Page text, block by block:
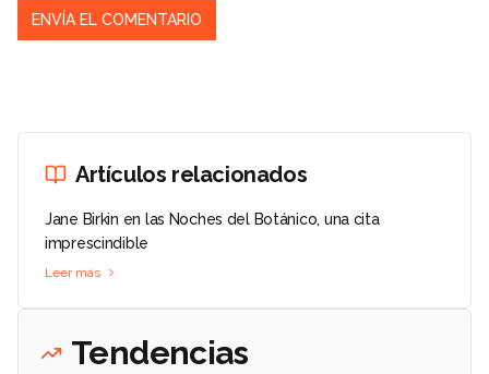
Artículos relacionados
Jane Birkin en las Noches del Botánico, una cita
imprescindible
Leer más
Tendencias